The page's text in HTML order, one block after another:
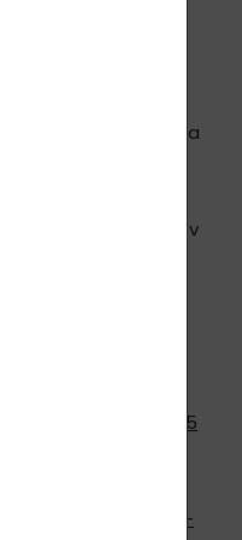
péče důrazně
32 pro dokonalou
produkt se v
o ústní dutinu na
Awards.
spreje Lavyl 32 v
32 Toothmilk.
lavyl-32-150-ml-315
lavyl-32-toothmilk-